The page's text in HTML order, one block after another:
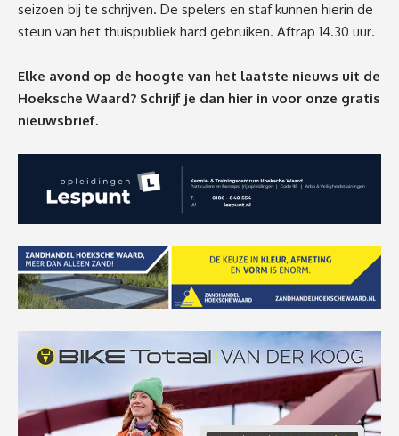
seizoen bij te schrijven. De spelers en staf kunnen hierin de
steun van het thuispubliek hard gebruiken. Aftrap 14.30 uur.
Elke avond op de hoogte van het laatste nieuws uit de
Hoeksche Waard? Schrijf je dan hier in voor onze gratis
nieuwsbrief.